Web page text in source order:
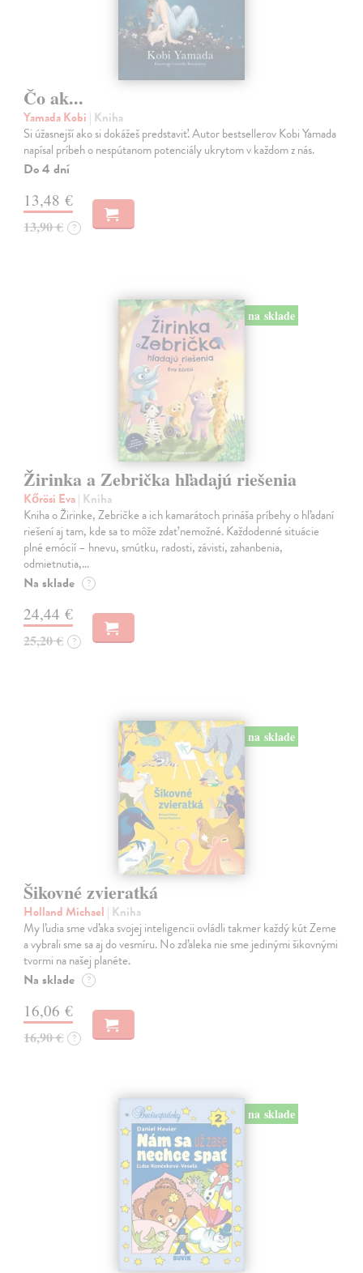
Čo ak...
Yamada Kobi | Kniha
Si úžasnejší ako si dokážeš predstaviť. Autor bestsellerov Kobi Yamada
napísal príbeh o nespútanom potenciály ukrytom v každom z nás.
Do 4 dní
13,48 €
13,90 € ?
na sklade
Žirinka a Zebrička hľadajú riešenia
Kőrösi Eva| Kniha
Kniha o Žirinke, Zebričke a ich kamarátoch prináša príbehy o hľadaní
riešení aj tam, kde sa to môže zdať nemožné. Každodenné situácie
plné emócií – hnevu, smútku, radosti, závisti, zahanbenia,
odmietnutia,…
Na sklade ?
24,44 €
25,20 € ?
na sklade
Šikovné zvieratká
Holland Michael | Kniha
My ľudia sme vďaka svojej inteligencii ovládli takmer každý kút Zeme
a vybrali sme sa aj do vesmíru. No zďaleka nie sme jedinými šikovnými
tvormi na našej planéte.
Na sklade ?
16,06 €
16,90 € ?
na sklade